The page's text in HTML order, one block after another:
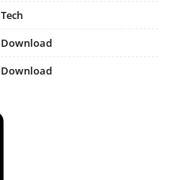
Tech
Download
Download